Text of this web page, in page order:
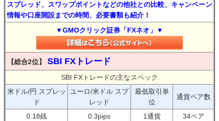
スプレッド、スワップポイントなどの他社との比較、キャンペーン
情報や口座開設までの時間、必要書類も紹介！
▼GMOクリック証券「FXネオ」▼
【総合2位】 SBI FXトレード
SBI FXトレードの主なスペック
米ドル/円 スプレッ
ド
ユーロ/米ドル スプ
レッド
最低取引単
位
通貨ペア数
0.18銭 0.3pips 1通貨
34ペア